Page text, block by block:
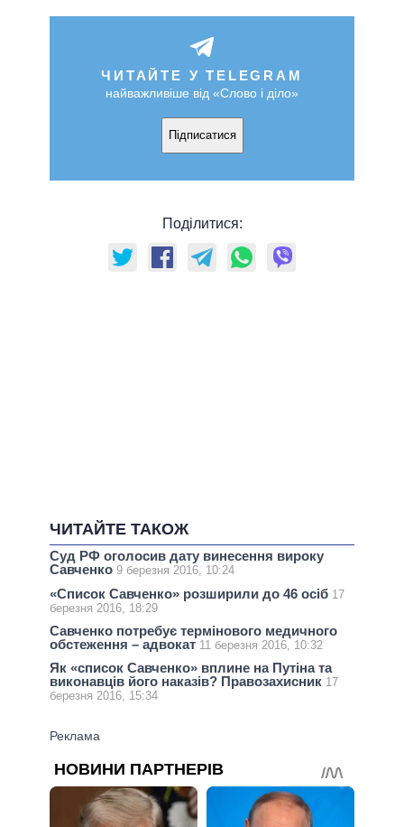
ЧИТАЙТЕ У TELEGRAM
найважливіше від «Слово і діло»
Підписатися
Поділитися:
ЧИТАЙТЕ ТАКОЖ
Суд РФ оголосив дату винесення вироку
Савченко 9 березня 2016, 10:24
«Список Савченко» розширили до 46 осіб 17
березня 2016, 18:29
Савченко потребує термінового медичного
обстеження – адвокат 11 березня 2016, 10:32
Як «список Савченко» вплине на Путіна та
виконавців його наказів? Правозахисник 17
березня 2016, 15:34